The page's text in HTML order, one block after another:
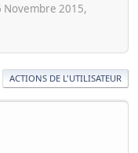
2015,
ACTIONS DE L'UTILISATEUR